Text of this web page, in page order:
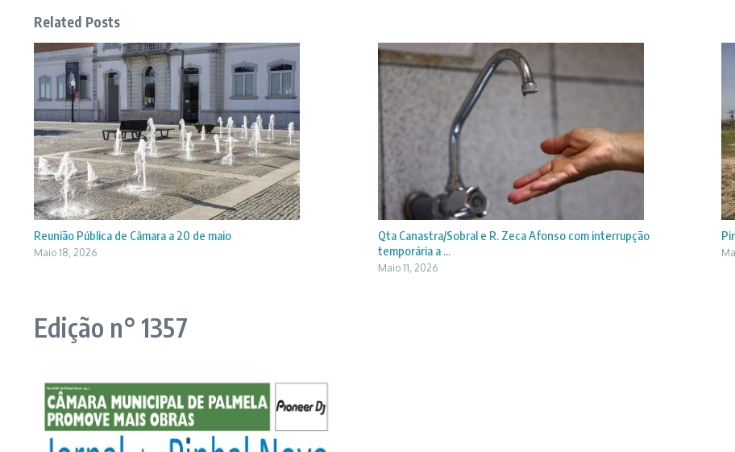
Related Posts
Reunião Pública de Câmara a 20 de maio
Maio 18, 2026
Qta Canastra/Sobral e R. Zeca Afonso com interrupção
temporária a ...
Maio 11, 2026
Edição n° 1357